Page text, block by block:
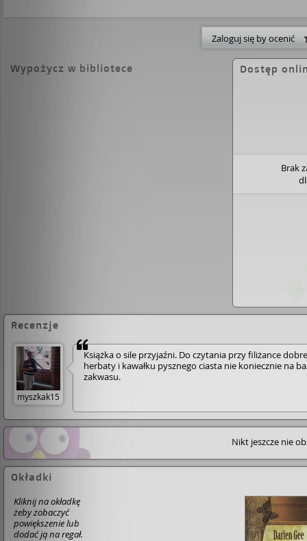
Zaloguj się by ocenić
Wypożycz w bibliotece Dostęp
Brak
Recenzje
myszkak15
Książka o sile przyjaźni. Do czytania przy filiżance
herbaty i kawałku pysznego ciasta nie koniecznie na
zakwasu.
Nikt jeszcze nie
Okładki
Kliknij na okładkę
żeby zobaczyć
powiększenie lub
dodać ją na regał.